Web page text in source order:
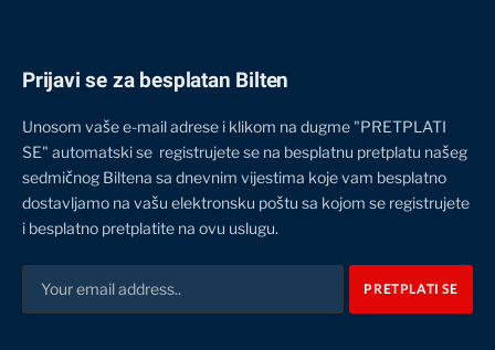
Prijavi se za besplatan Bilten
Unosom vaše e-mail adrese i klikom na dugme "PRETPLATI
SE" automatski se registrujete se na besplatnu pretplatu našeg
sedmičnog Biltena sa dnevnim vijestima koje vam besplatno
dostavljamo na vašu elektronsku poštu sa kojom se registrujete
i besplatno pretplatite na ovu uslugu.